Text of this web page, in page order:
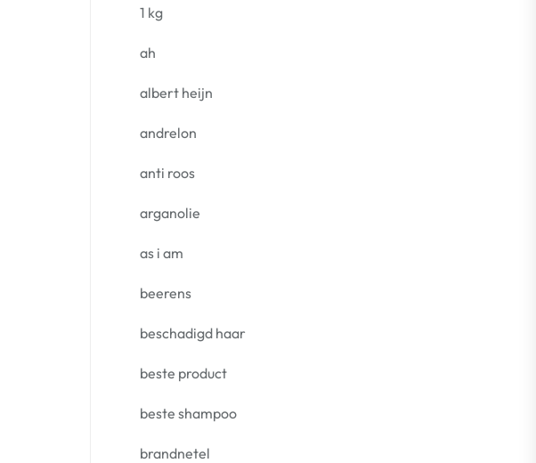
1 kg
ah
albert heijn
andrelon
anti roos
arganolie
as i am
beerens
beschadigd haar
beste product
beste shampoo
brandnetel